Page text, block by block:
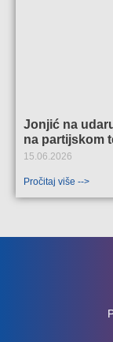
Jonjić na
na partijskom
15.06.2026
Pročitaj više -->